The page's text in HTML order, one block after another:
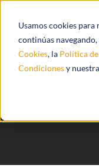
Usamos cookies
continúas navegando,
Cookies, la Política
Condicionesy nuestra
Helios